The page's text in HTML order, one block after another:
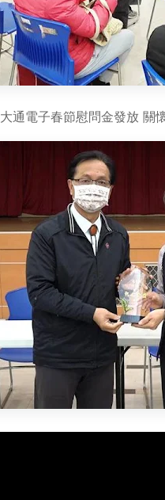
大通電子春節慰問金發放 關